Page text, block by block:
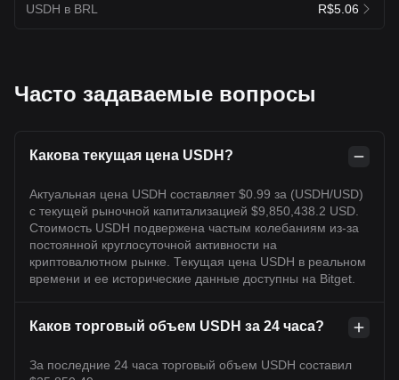
USDH в BRL R$5.06
Часто задаваемые вопросы
Какова текущая цена USDH?
Актуальная цена USDH составляет $0.99 за (USDH/USD)
с текущей рыночной капитализацией $9,850,438.2 USD.
Стоимость USDH подвержена частым колебаниям из-за
постоянной круглосуточной активности на
криптовалютном рынке. Текущая цена USDH в реальном
времени и ее исторические данные доступны на Bitget.
Каков торговый объем USDH за 24 часа?
За последние 24 часа торговый объем USDH составил